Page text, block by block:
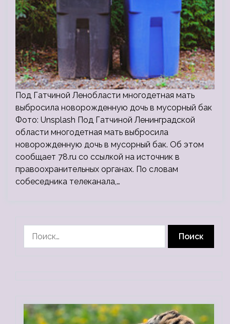
Под Гатчиной Ленобласти многодетная мать
выбросила новорожденную дочь в мусорный бак
Фото: Unsplash Под Гатчиной Ленинградской
области многодетная мать выбросила
новорожденную дочь в мусорный бак. Об этом
сообщает 78.ru со ссылкой на источник в
правоохранительных органах. По словам
собеседника телеканала,…